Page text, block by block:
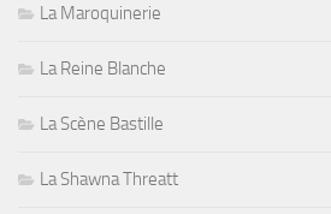
La Maroquinerie
La Reine Blanche
La Scène Bastille
La Shawna Threatt